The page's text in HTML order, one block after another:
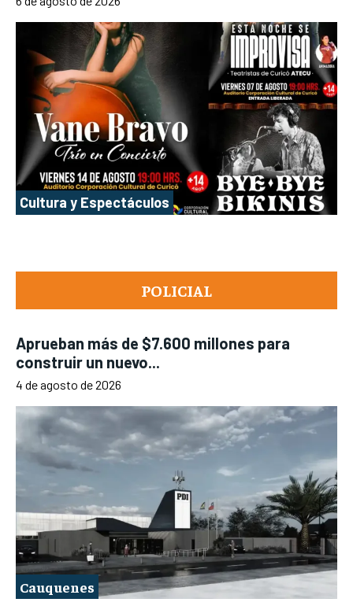
POLICIAL
Aprueban más de $7.600 millones para
construir un nuevo...
4 de agosto de 2026
Cauquenes
Cultura y Espectáculos